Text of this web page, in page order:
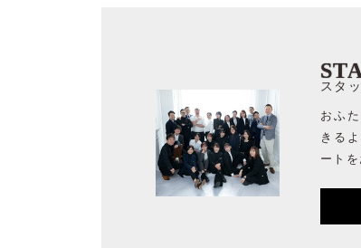
スタ
おふ
きる
ート